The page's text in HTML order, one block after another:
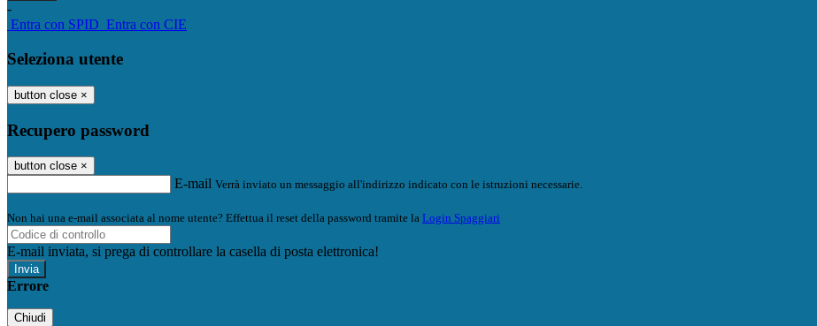
-
Entra con SPID Entra con CIE
Seleziona utente
button close ×
Recupero password
button close ×
E-mail Verrà inviato un messaggio all'indirizzo indicato con le istruzioni necessarie.
Non hai una e-mail associata al nome utente? Effettua il reset della password tramite la Login Spaggiari
E-mail inviata, si prega di controllare la casella di posta elettronica!
Errore
Chiudi